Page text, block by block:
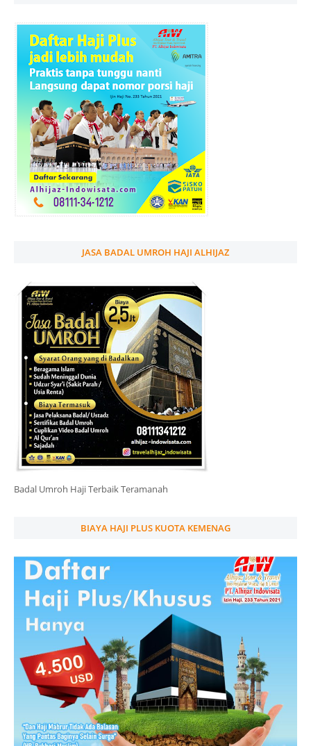
JASA BADAL UMROH HAJI ALHIJAZ
Badal Umroh Haji Terbaik Teramanah
BIAYA HAJI PLUS KUOTA KEMENAG